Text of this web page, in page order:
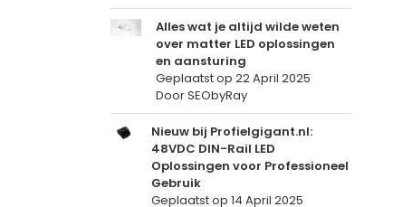
Alles wat je altijd wilde weten
over matter LED oplossingen
en aansturing
Geplaatst op 22 April 2025
Door SEObyRay
Nieuw bij Profielgigant.nl:
48VDC DIN-Rail LED
Oplossingen voor Professioneel
Gebruik
Geplaatst op 14 April 2025